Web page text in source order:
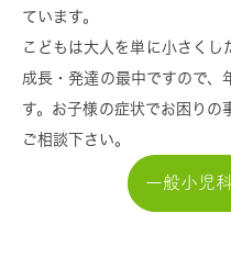
ています。
こどもは大人を単に小さくし
成長・発達の最中ですので、
す。お子様の症状でお困りの
ご相談下さい。
一般小児